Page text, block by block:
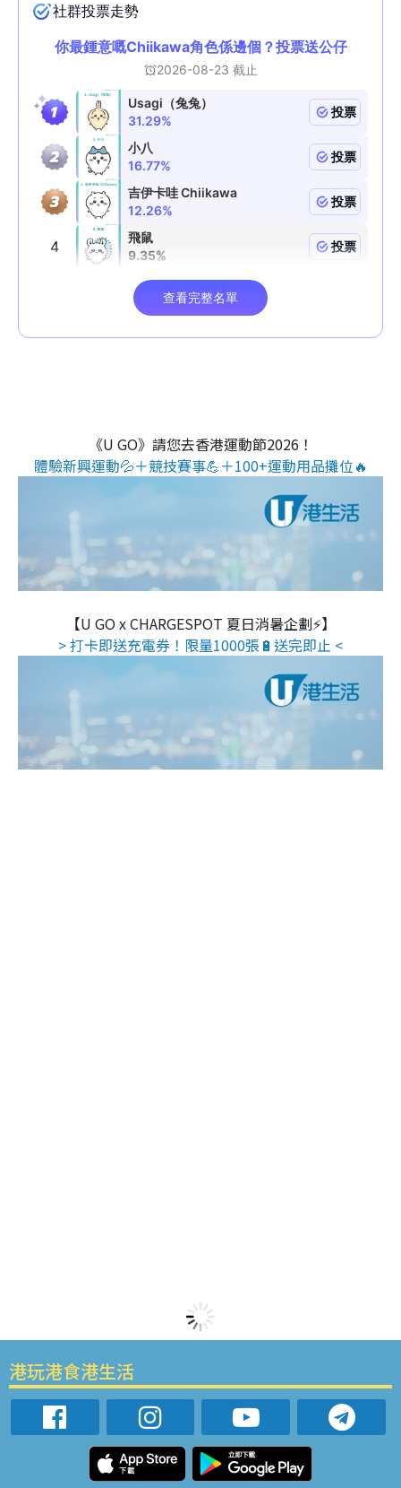
《U GO》請您去香港運動節2026！
體驗新興運動💦＋競技賽事💪＋100+運動用品攤位🔥
【U GO x CHARGESPOT 夏日消暑企劃⚡】
> 打卡即送充電券！限量1000張🔋送完即止 <
港玩港食港生活